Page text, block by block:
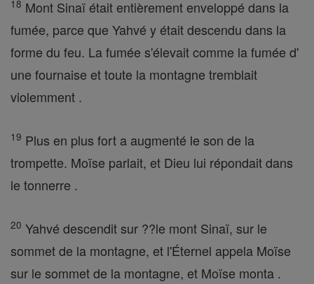
18 Mont Sinaï était entièrement enveloppé dans la
fumée, parce que Yahvé y était descendu dans la
forme du feu. La fumée s'élevait comme la fumée d'
une fournaise et toute la montagne tremblait
violemment .
19 Plus en plus fort a augmenté le son de la
trompette. Moïse parlait, et Dieu lui répondait dans
le tonnerre .
20 Yahvé descendit sur ??le mont Sinaï, sur le
sommet de la montagne, et l'Éternel appela Moïse
sur le sommet de la montagne, et Moïse monta .